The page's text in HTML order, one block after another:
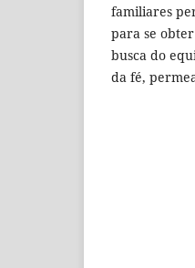
familiares
para se
busca do
da fé,